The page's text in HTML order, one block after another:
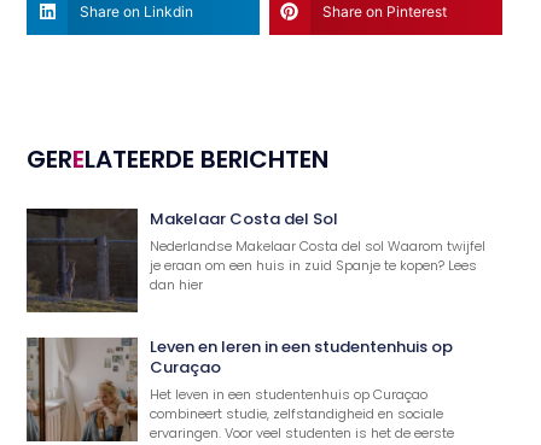
Share on Linkdin Share on Pinterest
GERELATEERDE BERICHTEN
Makelaar Costa del Sol
Nederlandse Makelaar Costa del sol Waarom twijfel
je eraan om een huis in zuid Spanje te kopen? Lees
dan hier
Leven en leren in een studentenhuis op
Curaçao
Het leven in een studentenhuis op Curaçao
combineert studie, zelfstandigheid en sociale
ervaringen. Voor veel studenten is het de eerste